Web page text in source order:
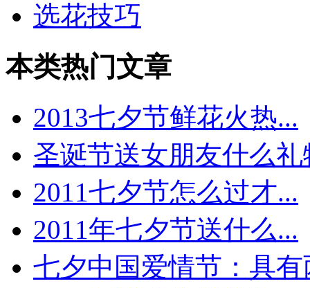
选花技巧
本类热门文章
2013七夕节鲜花火热...
圣诞节送女朋友什么礼
2011七夕节怎么过才...
2011年七夕节送什么...
七夕中国爱情节：具有